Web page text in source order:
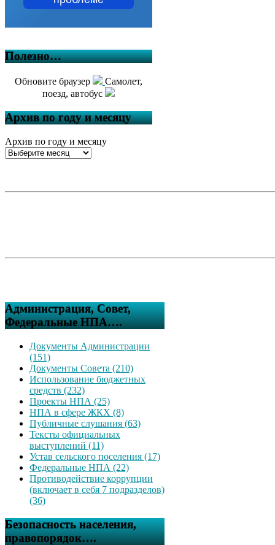
Полезно…
Обновите браузер
Самолет,
поезд, автобус
Архив по году и месяцу
Архив по году и месяцу
Администрация, Совет,
Федеральные НПА….
Документы Администрации
(151)
Документы Совета (210)
Использование бюджетных
средств (232)
Проекты НПА (25)
НПА в сфере ЖКХ (8)
Публичные слушания (63)
Тексты официальных
выступлений (11)
Устав сельского поселения (17)
Федеральные НПА (22)
Противодействие коррупции
(включает в себя 7 подразделов)
(36)
Безопасность населения,
правопорядок….